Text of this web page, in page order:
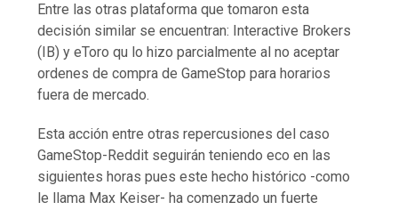
Entre las otras plataforma que tomaron esta
decisión similar se encuentran: Interactive Brokers
(IB) y eToro qu lo hizo parcialmente al no aceptar
ordenes de compra de GameStop para horarios
fuera de mercado.
Esta acción entre otras repercusiones del caso
GameStop-Reddit seguirán teniendo eco en las
siguientes horas pues este hecho histórico -como
le llama Max Keiser- ha comenzado un fuerte